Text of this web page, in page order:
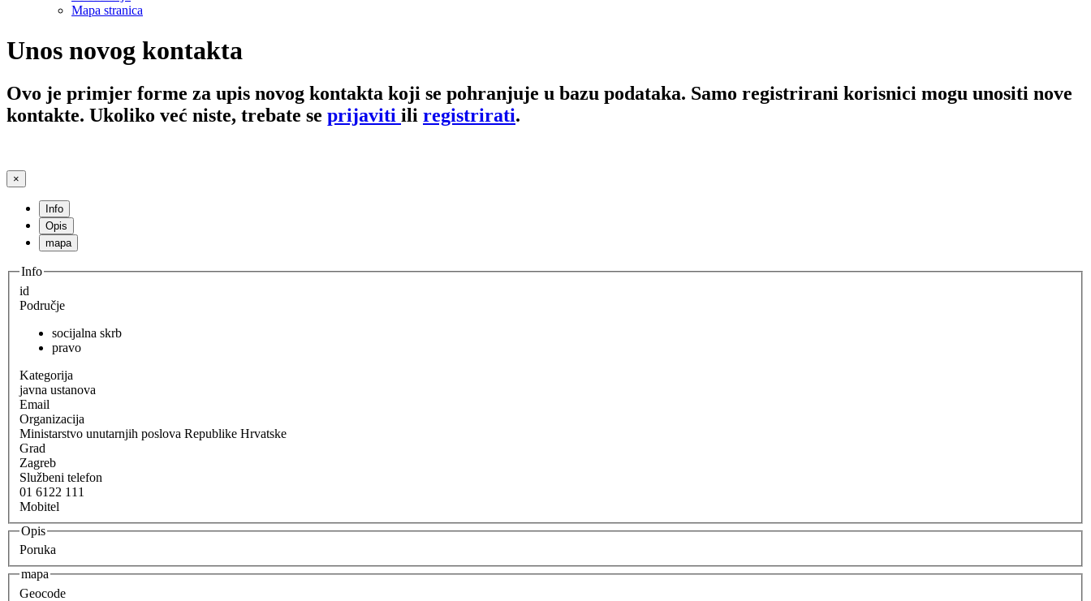
Mapa stranica
Unos novog kontakta
Ovo je primjer forme za upis novog kontakta koji se pohranjuje u bazu podataka. Samo registrirani korisnici mogu unositi nove
kontakte. Ukoliko već niste, trebate se prijaviti ili registrirati.
×
Info
Opis
mapa
Info
id
Područje
socijalna skrb
pravo
Kategorija
javna ustanova
Email
Organizacija
Ministarstvo unutarnjih poslova Republike Hrvatske
Grad
Zagreb
Službeni telefon
01 6122 111
Mobitel
Opis
Poruka
mapa
Geocode